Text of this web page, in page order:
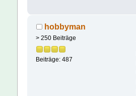
hobbyman
> 250 Beiträge
Beiträge: 487